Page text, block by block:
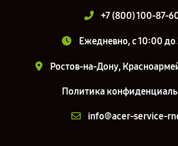
+7 (800) 100-87-
Ежедневно, с 10:00
Ростов-на-Дону,
Политика
info@acer-service-